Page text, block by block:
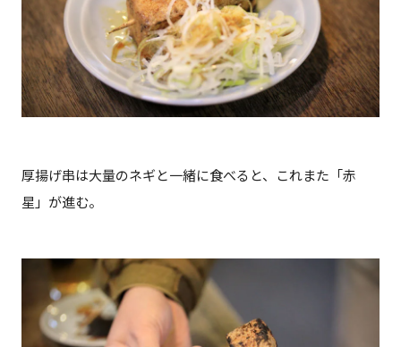
厚揚げ串は大量のネギと一緒に食べると、これまた「赤
星」が進む。